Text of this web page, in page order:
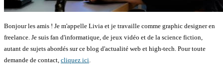
Bonjour les amis ! Je m'appelle Livia et je travaille comme graphic designer en
freelance. Je suis fan d'informatique, de jeux vidéo et de la science fiction,
autant de sujets abordés sur ce blog d'actualité web et high-tech. Pour toute
demande de contact, cliquez ici.